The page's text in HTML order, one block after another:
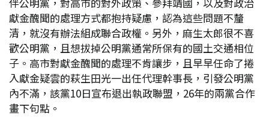
獻金醜聞的處理方式都抱持疑慮，認為這些問題不釐
清，就沒有辦法組成聯合政權。另外，麻生太郎很不喜
歡公明黨，且想拔掉公明黨通常所保有的國土交通相位
子。高市對獻金醜聞的處理不肯讓步，且早早任命了捲
入獻金疑雲的萩生田光一出任代理幹事長，引發公明黨
內不滿，該黨10日宣布退出執政聯盟，26年的兩黨合作
畫下句點。